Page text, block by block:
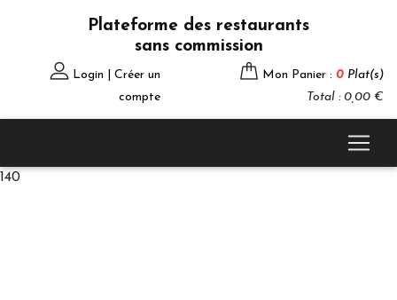
Plateforme des restaurants
sans commission
Login | Créer un
compte
Mon Panier : 0 Plat(s)
Total : 0,00 €
140